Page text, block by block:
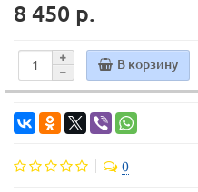
8 450 р.
В корзину
0